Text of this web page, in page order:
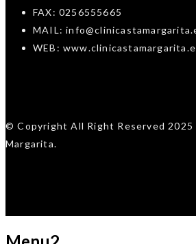
FAX: 0256555665
MAIL:
WEB:
© Copyright All Right Reserved 2025
Margarita.